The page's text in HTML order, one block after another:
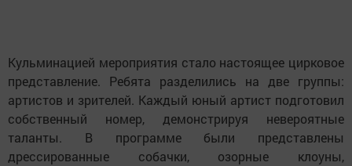
Кульминацией мероприятия стало настоящее цирковое
представление. Ребята разделились на две группы:
артистов и зрителей. Каждый юный артист подготовил
собственный номер, демонстрируя невероятные
таланты. В программе были представлены
дрессированные собачки, озорные клоуны,